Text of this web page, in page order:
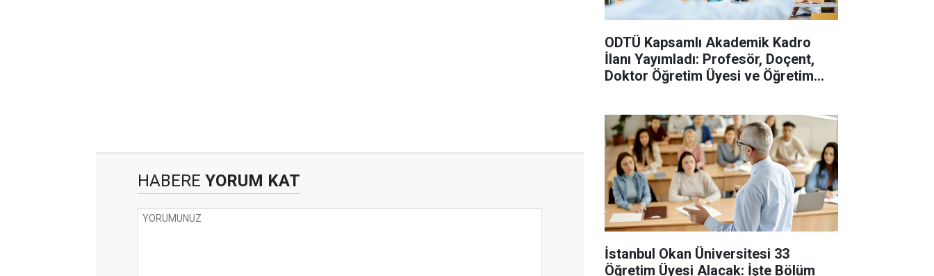
HABERE YORUM KAT
ODTÜ Kapsamlı Akademik Kadro
İlanı Yayımladı: Profesör, Doçent,
Doktor Öğretim Üyesi ve Öğretim
İstanbul Okan Üniversitesi 33
Öğretim Üyesi Alacak: İşte Bölüm